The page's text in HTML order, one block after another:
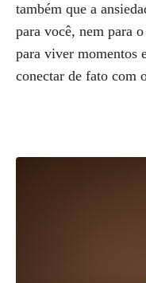
também que a
para você, nem para
para viver momentos
conectar de fato com